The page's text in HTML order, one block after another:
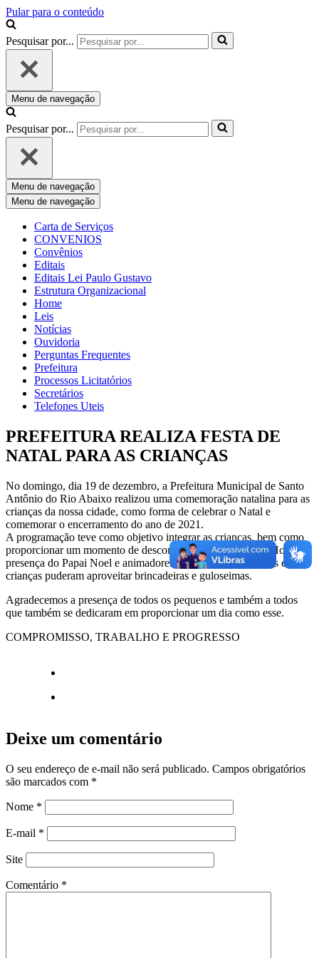
Pular para o conteúdo
Pesquisar por...
Menu de navegação
Pesquisar por...
Menu de navegação
Menu de navegação
Carta de Serviços
CONVENIOS
Convênios
Editais
Editais Lei Paulo Gustavo
Estrutura Organizacional
Home
Leis
Notícias
Ouvidoria
Perguntas Frequentes
Prefeitura
Processos Licitatórios
Secretários
Telefones Uteis
PREFEITURA REALIZA FESTA DE
NATAL PARA AS CRIANÇAS
No domingo, dia 19 de dezembro, a Prefeitura Municipal de Santo
Antônio do Rio Abaixo realizou uma comemoração natalina para as
crianças da nossa cidade, como forma de celebrar o Natal e
comemorar o encerramento do ano de 2021.
A programação teve como objetivo integrar as crianças, bem como
proporcionar um momento de descontração e socialização. Houve a
presença do Papai Noel e animadores, entrega de bringuedos e as
crianças puderam aproveitar brincadeiras e guloseimas.
Agradecemos a presença de todos os pequenos e também a todos
que também se dedicaram em proporcionar um dia como esse.
COMPROMISSO, TRABALHO E PROGRESSO
Deixe um comentário
O seu endereço de e-mail não será publicado. Campos obrigatórios
são marcados com *
Nome *
E-mail *
Site
Comentário *